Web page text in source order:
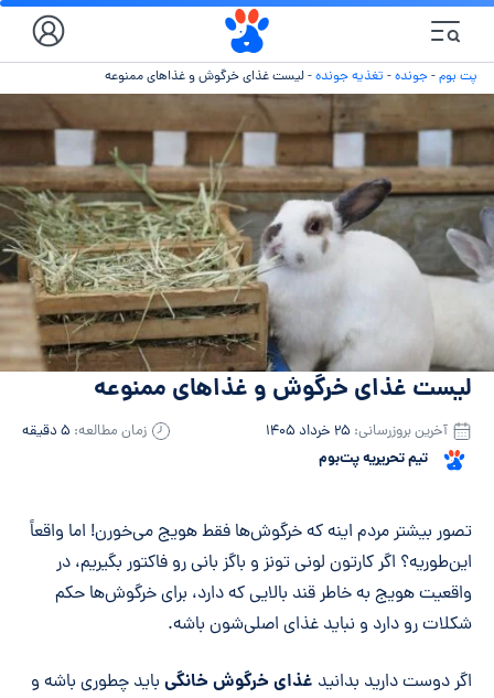
پت بوم-جونده- تغذیه جونده-لیست غذای خرگوش و غذاهای ممنوعه
لیست غذای خرگوش و غذاهای ممنوعه
تیم تحریریه پت‌بوم
آخرین بروزرسانی: ۲۵ خرداد ۱۴۰۵ زمان مطالعه: ۵ دقیقه
خلاصه مقاله
تصور بیشتر مردم اینه که خرگوش‌ها فقط هویج می‌خورن! اما واقعاً
این‌طوریه؟ اگر کارتون لونی تونز و باگز بانی رو فاکتور بگیریم، در
واقعیت هویج به خاطر قند بالایی که دارد، برای خرگوش‌ها حکم
شکلات رو دارد و نباید غذای اصلی‌شون باشه.
اگر دوست دارید بدانید غذای خرگوش خانگی باید چطوری باشه و